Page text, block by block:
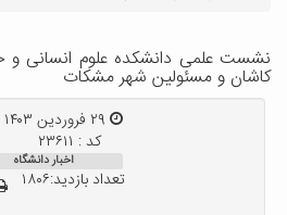
نشست علمی دانشکده علوم انسانی و
کاشان و مسئولین شهر مشکات
کد : ۲۳۶۱۱
اخبار دانشگاه
تعداد بازدید:۱۸۰۶